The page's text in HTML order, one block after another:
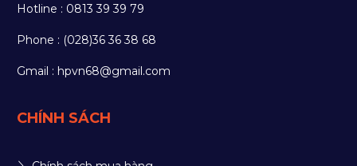
Hotline : 0813 39 39 79
Phone : (028)36 36 38 68
Gmail : hpvn68@gmail.com
CHÍNH SÁCH